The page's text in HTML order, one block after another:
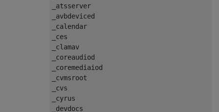
_atsserver
_avbdeviced
_calendar
_ces
_clamav
_coreaudiod
_coremediaiod
_cvmsroot
_cvs
_cyrus
_devdocs